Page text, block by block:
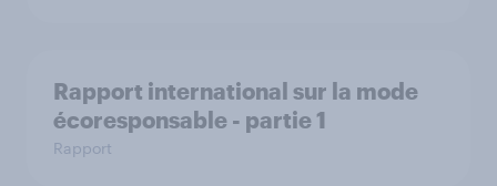
Rapport international sur la mode
écoresponsable - partie 1
Rapport